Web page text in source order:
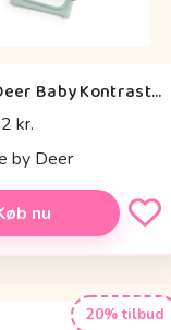
Done by Deer Baby Kontrastkortholder - Tiny Farm - Grøn
kr.
by Deer
nu
20% tilbud